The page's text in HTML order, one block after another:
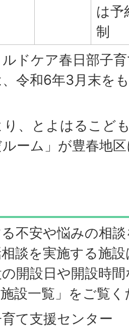
は予
制
ドケア春日部子
令和6年3月末を
、とよはるこど
ーム」が豊春地
不安や悩みの相
談を実施する施
開設日や開設時
設一覧」をご覧
て支援センター